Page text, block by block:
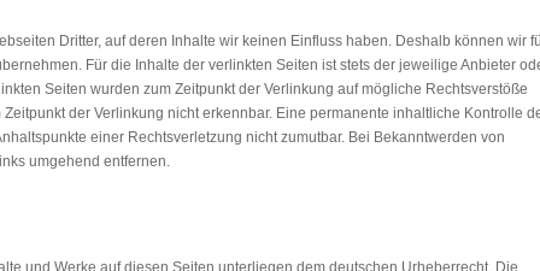
Dritter, auf deren Inhalte wir keinen Einfluss haben. Deshalb können wir
Für die Inhalte der verlinkten Seiten ist stets der jeweilige Anbieter
Seiten wurden zum Zeitpunkt der Verlinkung auf mögliche Rechtsverstöße
der Verlinkung nicht erkennbar. Eine permanente inhaltliche Kontrolle
einer Rechtsverletzung nicht zumutbar. Bei Bekanntwerden von
umgehend entfernen.
und Werke auf diesen Seiten unterliegen dem deutschen Urheberrecht. Die